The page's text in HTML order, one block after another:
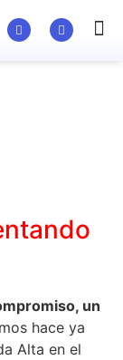
un
hace ya
Alta en el